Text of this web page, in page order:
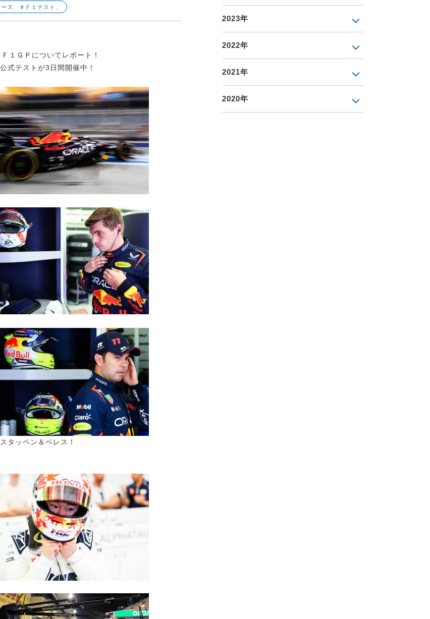
ズ、＃Ｆ１テスト、
１ＧＰについてレポート！
式テストが3日間開催中！
タッペン＆ペレス！
2023年
2022年
2021年
2020年